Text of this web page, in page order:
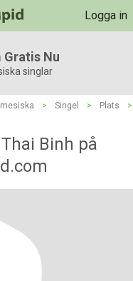
Logga in
Gratis Nu
singlar
> Singel > Plats
>
Binh på